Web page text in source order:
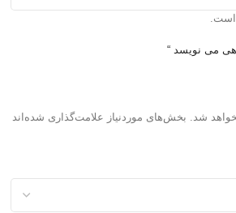
است.
می نویسد “
شد. بخش‌های موردنیاز علامت‌گذاری شده‌اند